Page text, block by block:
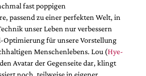
fast poppigen
passend zu einer perfekten Welt, in
unser Leben nur verbessern
Optimierung für unsere Vorstellung
Menschenlebens. Lou (Hye-
Avatar der Gegenseite dar, klingt
noch, teilweise in eigener